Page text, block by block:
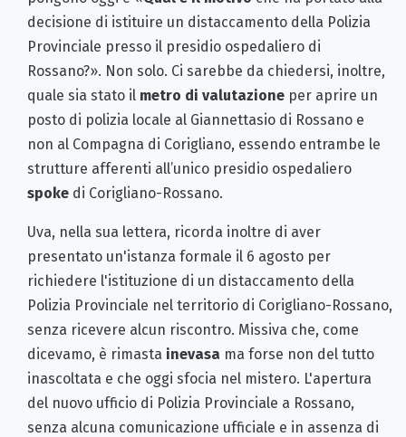
decisione di istituire un distaccamento della Polizia
Provinciale presso il presidio ospedaliero di
Rossano?». Non solo. Ci sarebbe da chiedersi, inoltre,
quale sia stato il metro di valutazione per aprire un
posto di polizia locale al Giannettasio di Rossano e
non al Compagna di Corigliano, essendo entrambe le
strutture afferenti all’unico presidio ospedaliero
spoke di Corigliano-Rossano.
Uva, nella sua lettera, ricorda inoltre di aver
presentato un'istanza formale il 6 agosto per
richiedere l'istituzione di un distaccamento della
Polizia Provinciale nel territorio di Corigliano-Rossano,
senza ricevere alcun riscontro. Missiva che, come
dicevamo, è rimasta inevasa ma forse non del tutto
inascoltata e che oggi sfocia nel mistero. L'apertura
del nuovo ufficio di Polizia Provinciale a Rossano,
senza alcuna comunicazione ufficiale e in assenza di